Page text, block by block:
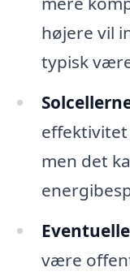
højere vil
typisk
men det
være